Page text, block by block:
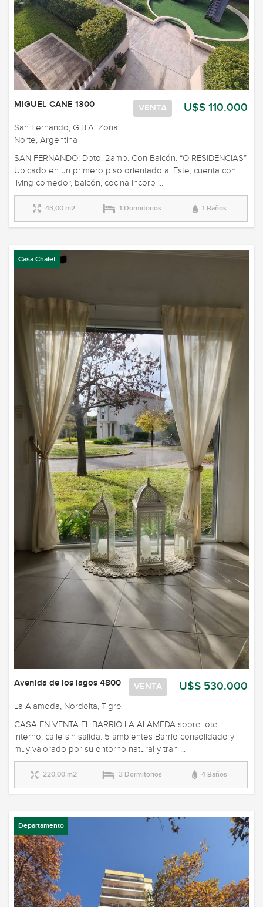
U$S 110.000
VENTA
MIGUEL CANE 1300
San Fernando, G.B.A. Zona
Norte, Argentina
SAN FERNANDO: Dpto. 2amb. Con Balcón. “Q RESIDENCIAS”
Ubicado en un primero piso orientado al Este, cuenta con
living comedor, balcón, cocina incorp ...
43,00 m2 1 Dormitorios 1 Baños
Casa Chalet
U$S 530.000
VENTA
Avenida de los lagos 4800
La Alameda, Nordelta, Tigre
CASA EN VENTA EL BARRIO LA ALAMEDA sobre lote
interno, calle sin salida: 5 ambientes Barrio consolidado y
muy valorado por su entorno natural y tran ...
220,00 m2 3 Dormitorios 4 Baños
Departamento